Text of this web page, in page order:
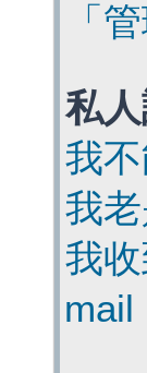
「
私
我
我
我
mail